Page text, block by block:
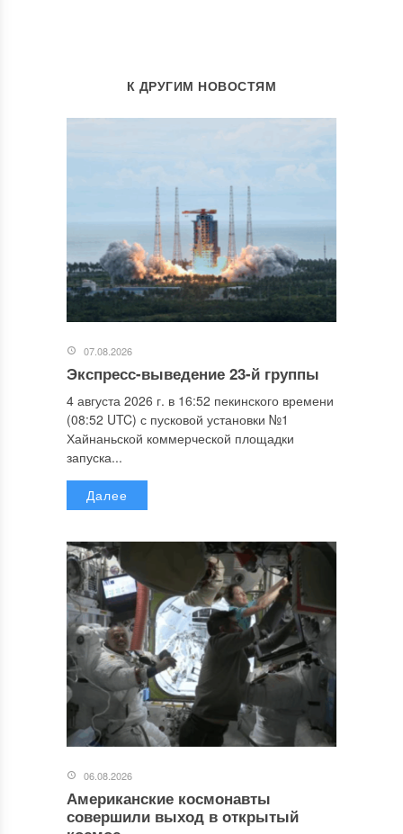
К ДРУГИМ НОВОСТЯМ
07.08.2026
Экспресс-выведение 23-й группы
4 августа 2026 г. в 16:52 пекинского времени
(08:52 UTC) с пусковой установки №1
Хайнаньской коммерческой площадки
запуска...
Далее
06.08.2026
Американские космонавты
совершили выход в открытый